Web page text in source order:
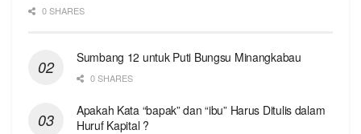
0 SHARES
Sumbang 12 untuk Puti Bungsu Minangkabau
0 SHARES
Apakah Kata “bapak” dan “ibu” Harus Ditulis dalam
Huruf Kapital ?